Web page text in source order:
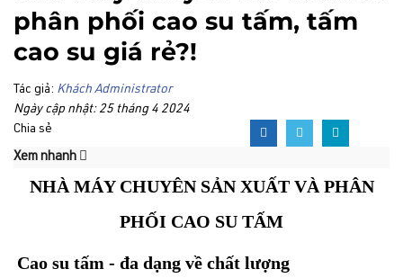
phân phối cao su tấm, tấm
cao su giá rẻ?!
Tác giả: Khách Administrator
Ngày cập nhật: 25 tháng 4 2024
Chia sẻ
Xem nhanh
NHÀ MÁY CHUYÊN SẢN XUẤT VÀ PHÂN
PHỐI CAO SU TẤM
Cao su tấm - đa dạng về chất lượng